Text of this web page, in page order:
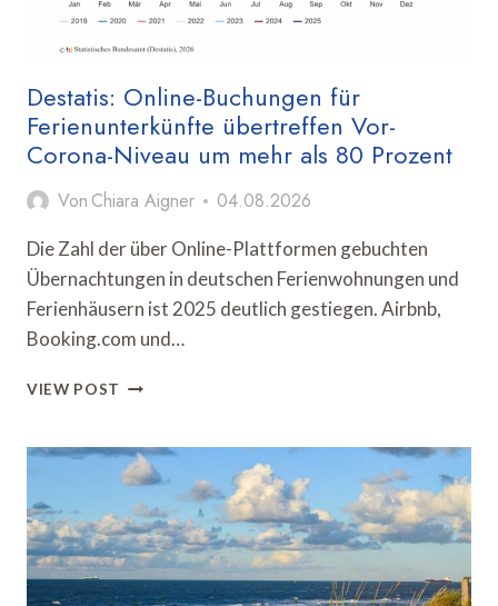
Destatis: Online-Buchungen für
Ferienunterkünfte übertreffen Vor-
Corona-Niveau um mehr als 80 Prozent
Von Chiara Aigner 04.08.2026
Die Zahl der über Online-Plattformen gebuchten
Übernachtungen in deutschen Ferienwohnungen und
Ferienhäusern ist 2025 deutlich gestiegen. Airbnb,
Booking.com und…
VIEW POST DESTATIS:
FÜR
FERIENUNTERKÜNFTE
ÜBERTREFFEN
VOR-
CORONA-
NIVEAU
UM